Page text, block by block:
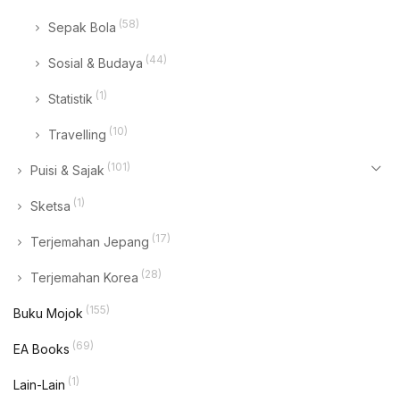
Sepak Bola (58)
Sosial & Budaya (44)
Statistik (1)
Travelling (10)
Puisi & Sajak (101)
Sketsa (1)
Terjemahan Jepang (17)
Terjemahan Korea (28)
Buku Mojok (155)
EA Books (69)
Lain-Lain (1)